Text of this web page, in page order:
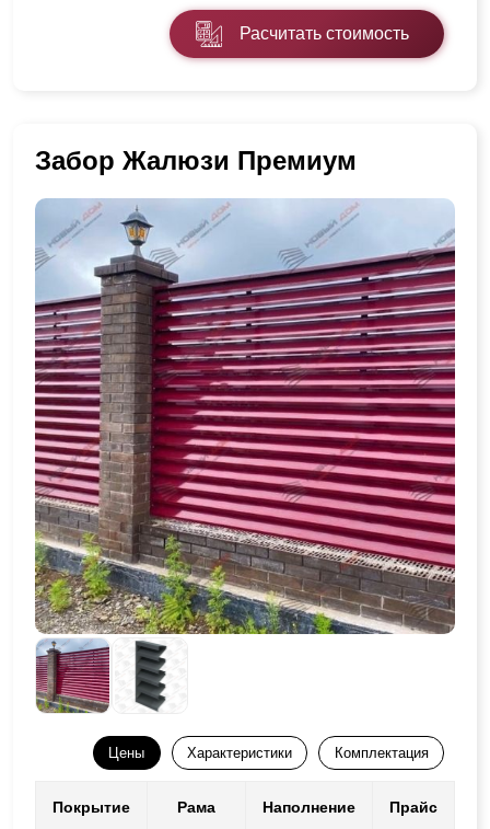
Расчитать стоимость
Забор Жалюзи Премиум
Цены Характеристики Комплектация
Покрытие Рама Наполнение Прайс